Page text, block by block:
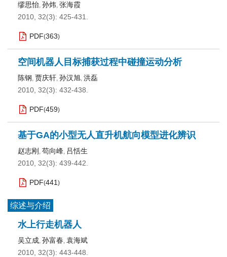
缪思怡, 孙炜, 张海霞
2010, 32(3): 425-431.
PDF(363)
空间机器人目标捕获过程中碰撞运动分析
陈钢, 贾庆轩, 孙汉旭, 洪磊
2010, 32(3): 432-438.
PDF(459)
基于GA的小型无人直升机航向模型进化辨识
赵志刚 , 苟向峰, 吕恬生
2010, 32(3): 439-442.
PDF(441 )
综述与介绍
水上行走机器人
吴立成, 孙富春, 袁海斌
2010, 32(3): 443-448.